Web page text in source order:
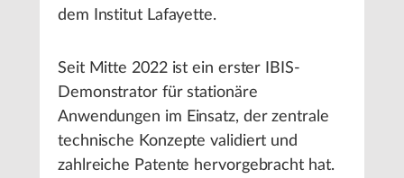
dem Institut Lafayette.
Seit Mitte 2022 ist ein erster IBIS-
Demonstrator für stationäre
Anwendungen im Einsatz, der zentrale
technische Konzepte validiert und
zahlreiche Patente hervorgebracht hat.